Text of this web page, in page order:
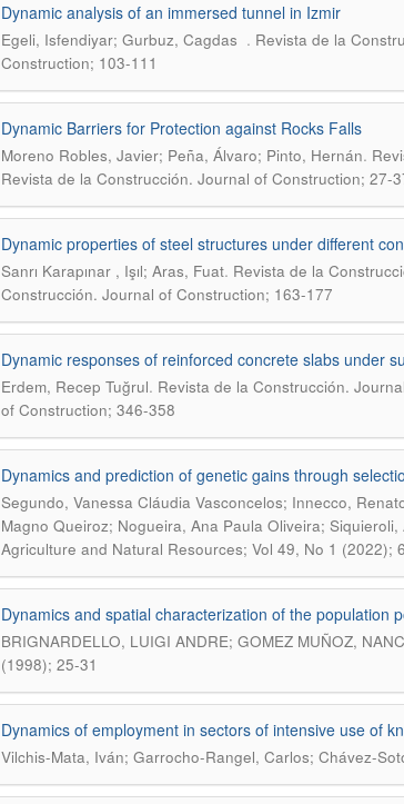
Dynamic analysis of an immersed tunnel in Izmir
Egeli, Isfendiyar; Gurbuz, Cagdas . Revista de la
Construction; 103-111
Dynamic Barriers for Protection against Rocks Falls
Moreno Robles, Javier; Peña, Álvaro; Pinto, Hernán.
Revista de la Construcción. Journal of Construction; 27-
Dynamic properties of steel structures under different
Sanrı Karapınar , Işıl; Aras, Fuat. Revista de la
Construcción. Journal of Construction; 163-177
Dynamic responses of reinforced concrete slabs under
Erdem, Recep Tuğrul. Revista de la Construcción.
of Construction; 346-358
Dynamics and prediction of genetic gains through
Segundo, Vanessa Cláudia Vasconcelos; Innecco,
Magno Queiroz; Nogueira, Ana Paula Oliveira;
Agriculture and Natural Resources; Vol 49, No 1 (2022);
Dynamics and spatial characterization of the population
BRIGNARDELLO, LUIGI ANDRE; GOMEZ MUÑOZ,
(1998); 25-31
Dynamics of employment in sectors of intensive use of
Vilchis-Mata, Iván; Garrocho-Rangel, Carlos; Chávez-